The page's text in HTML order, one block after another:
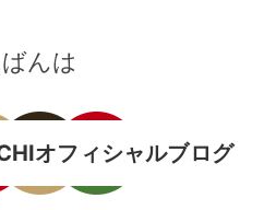
んは
オフィシャルブログ